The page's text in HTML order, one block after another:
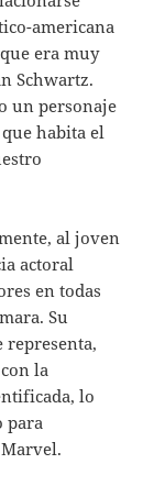
americana
era muy
Schwartz.
un personaje
habita el
al joven
actoral
en todas
Su
la
lo
para